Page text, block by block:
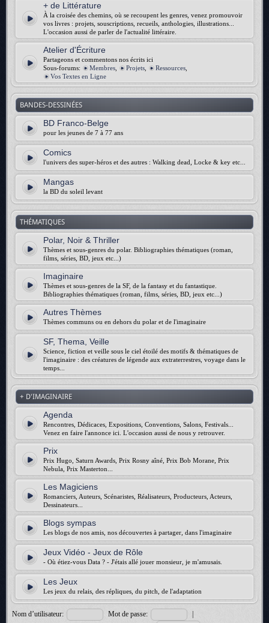
+ de Littérature
À la croisée des chemins, où se recoupent les genres, venez promouvoir
vos livres : projets, souscriptions, recueils, anthologies, illustrations...
L'occasion aussi de parler de l'actualité littéraire.
Atelier d'Écriture
Partageons et commentons nos écrits ici
Sous-forums:
Membres Projets Ressources
Vos Textes en Ligne
BANDES-DESSINÉES
BD Franco-Belge
pour les jeunes de 7 à 77 ans
Comics
l'univers des super-héros et des autres : Walking dead, Locke & key etc...
Mangas
la BD du soleil levant
THÉMATIQUES
Polar, Noir & Thriller
Thèmes et sous-genres du polar. Bibliographies thématiques (roman,
films, séries, BD, jeux etc...)
Imaginaire
Thèmes et sous-genres de la SF, de la fantasy et du fantastique.
Bibliographies thématiques (roman, films, séries, BD, jeux etc...)
Autres Thèmes
Thèmes communs ou en dehors du polar et de l'imaginaire
SF, Thema, Veille
Science, fiction et veille sous le ciel étoilé des motifs & thématiques de
l'imaginaire : des créatures de légende aux extraterrestres, voyage dans le
temps...
+ D'IMAGINAIRE
Agenda
Rencontres, Dédicaces, Expositions, Conventions, Salons, Festivals...
Venez en faire l'annonce ici. L'occasion aussi de nous y retrouver.
Prix
Prix Hugo, Saturn Awards, Prix Rosny aîné, Prix Bob Morane, Prix
Nebula, Prix Masterton...
Les Magiciens
Romanciers, Auteurs, Scénaristes, Réalisateurs, Producteurs, Acteurs,
Dessinateurs...
Blogs sympas
Les blogs de nos amis, nos découvertes à partager, dans l'imaginaire
Jeux Vidéo - Jeux de Rôle
- Où étiez-vous Data ? - J'étais allé jouer monsieur, je m'amusais.
Les Jeux
Les jeux du relais, des répliques, du pitch, de l'adaptation
Nom d’utilisateur: Mot de passe:
|